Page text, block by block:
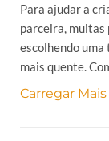
Para ajudar a
parceira, muitas
escolhendo
mais quente.
Carregar Mais